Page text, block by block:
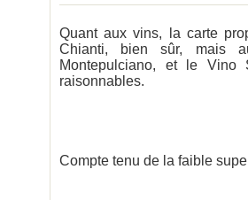
Quant aux vins, la carte
Chianti, bien sûr, mais
Montepulciano, et le
raisonnables.
Compte tenu de la faible